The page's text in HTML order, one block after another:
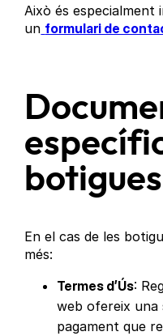
Això és
un formulari de
En el cas de les
més:
Termes d’Ús:
web ofereix una
pagament que